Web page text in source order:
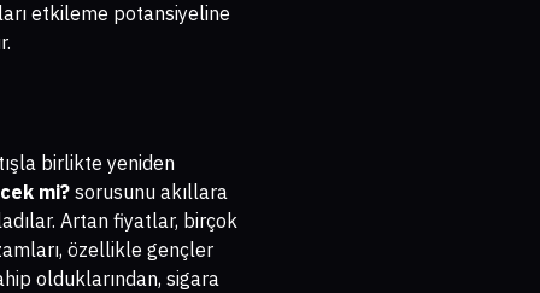
etkileme potansiyeline
birlikte yeniden
mi? sorusunu akıllara
Artan fiyatlar, birçok
özellikle gençler
olduklarından, sigara